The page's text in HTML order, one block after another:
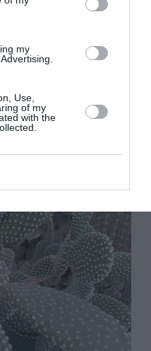
my
Use,
of my
with the
las palas secas o
no dañar el resto del
frías invernales ni las
protección invernal,
o interiores
cálidas durante todo
temperaturas bajas